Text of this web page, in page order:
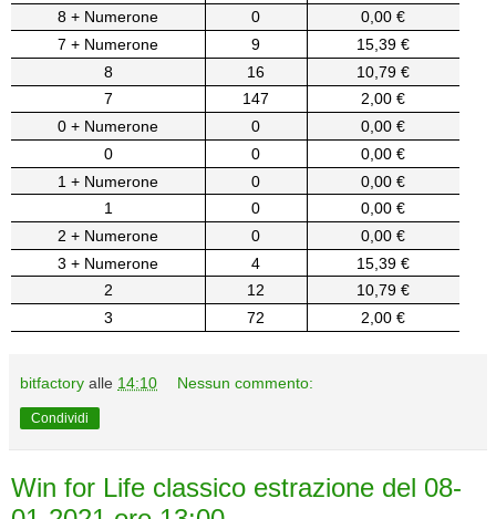
8 + Numerone
0
0,00 €
7 + Numerone
9
15,39 €
8
16
10,79 €
7
147
2,00 €
0 + Numerone
0
0,00 €
0
0
0,00 €
1 + Numerone
0
0,00 €
1
0
0,00 €
2 + Numerone
0
0,00 €
3 + Numerone
4
15,39 €
2
12
10,79 €
3
72 2,00 €
bitfactory alle 14:10 Nessun commento:
Condividi
Win for Life classico estrazione del 08-